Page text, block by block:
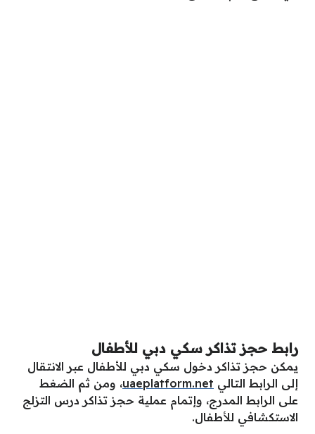
رابط حجز تذاكر سكي دبي للأطفال
يمكن حجز تذاكر دخول سكي دبي للأطفال عبر الانتقال
إلى الرابط التالي uaeplatform.net، ومن ثم الضغط
على الرابط المدرج، وإتمام عملية حجز تذاكر درس التزلج
الاستكشافي للأطفال.